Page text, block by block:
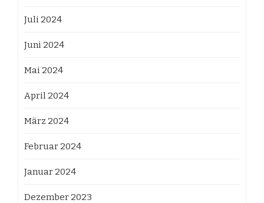
Juli 2024
Juni 2024
Mai 2024
April 2024
März 2024
Februar 2024
Januar 2024
Dezember 2023